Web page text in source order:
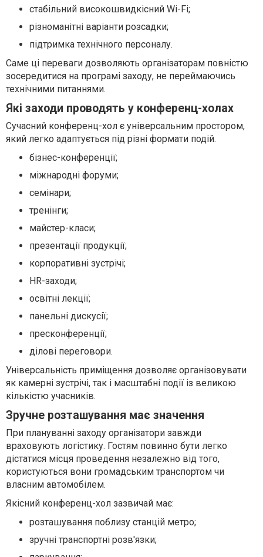
стабільний високошвидкісний Wi-Fi;
різноманітні варіанти розсадки;
підтримка технічного персоналу.
Саме ці переваги дозволяють організаторам повністю
зосередитися на програмі заходу, не переймаючись
технічними питаннями.
Які заходи проводять у конференц-холах
Сучасний конференц-хол є універсальним простором,
який легко адаптується під різні формати подій.
бізнес-конференції;
міжнародні форуми;
семінари;
тренінги;
майстер-класи;
презентації продукції;
корпоративні зустрічі;
HR-заходи;
освітні лекції;
панельні дискусії;
пресконференції;
ділові переговори.
Універсальність приміщення дозволяє організовувати
як камерні зустрічі, так і масштабні події із великою
кількістю учасників.
Зручне розташування має значення
При плануванні заходу організатори завжди
враховують логістику. Гостям повинно бути легко
дістатися місця проведення незалежно від того,
користуються вони громадським транспортом чи
власним автомобілем.
Якісний конференц-хол зазвичай має:
розташування поблизу станцій метро;
зручні транспортні розв'язки;